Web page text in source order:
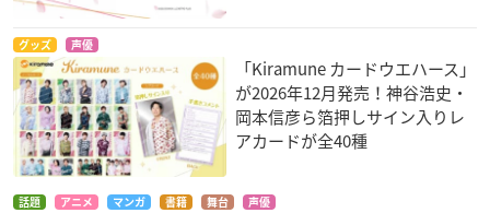
グッズ 声優
「Kiramune カードウエハース」
が2026年12月発売！神谷浩史・
岡本信彦ら箔押しサイン入りレ
アカードが全40種
話題 アニメ マンガ 書籍 舞台 声優